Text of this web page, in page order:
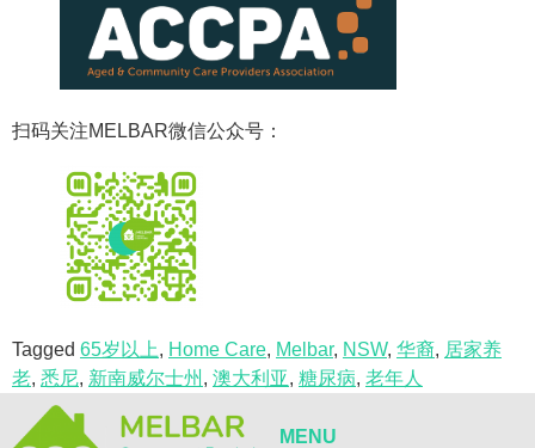
扫码关注MELBAR微信公众号：
Tagged 65岁以上, Home Care, Melbar, NSW, 华裔, 居家养
老, 悉尼, 新南威尔士州 , 澳大利亚, 糖尿病, 老年人
MENU